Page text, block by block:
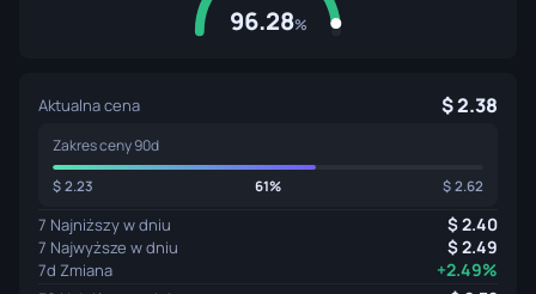
96.28%
Aktualna cena 2.38
Zakres ceny 90d
2.23 61% 2.62
7 Najniższy w dniu 2.40
7 Najwyższe w dniu 2.49
7d Zmiana +2.49%